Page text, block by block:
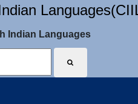
Indian Languages